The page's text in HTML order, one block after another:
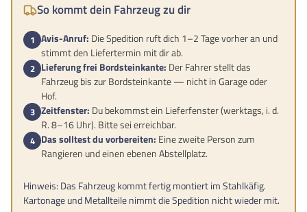
So kommt dein Fahrzeug zu dir
Avis-Anruf: Die Spedition ruft dich 1–2 Tage vorher an und
stimmt den Liefertermin mit dir ab.
Lieferung frei Bordsteinkante: Der Fahrer stellt das
Fahrzeug bis zur Bordsteinkante — nicht in Garage oder
Hof.
Zeitfenster: Du bekommst ein Lieferfenster (werktags, i. d.
R. 8–16 Uhr). Bitte sei erreichbar.
Das solltest du vorbereiten: Eine zweite Person zum
Rangieren und einen ebenen Abstellplatz.
Hinweis: Das Fahrzeug kommt fertig montiert im Stahlkäfig.
Kartonage und Metallteile nimmt die Spedition nicht wieder mit.